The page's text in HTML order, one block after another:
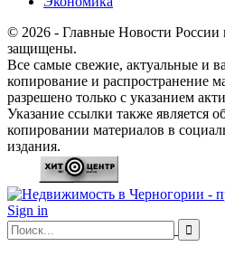
© 2026 - Главные Новости России
защищены.
Все самые свежие, актуальные и
копирование и распространение
разрешено только с указанием
Указание ссылки также является
копировании материалов в
издания.
Sign in